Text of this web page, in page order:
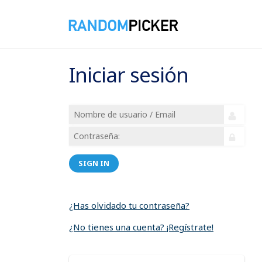
Iniciar sesión
SIGN IN
¿Has olvidado tu contraseña?
¿No tienes una cuenta? ¡Regístrate!